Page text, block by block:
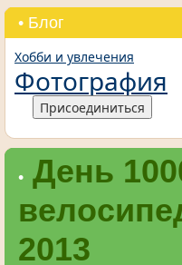
• Блог
Хобби и увлечения
Фотография
Присоединиться
• День
2013